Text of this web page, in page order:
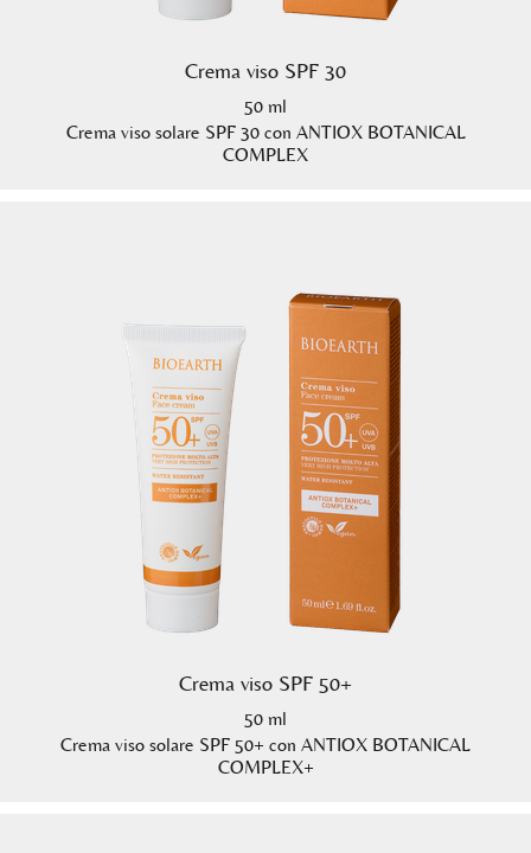
Crema viso SPF 30
50 ml
Crema viso solare SPF 30 con ANTIOX BOTANICAL
COMPLEX
Crema viso SPF 50+
50 ml
Crema viso solare SPF 50+ con ANTIOX BOTANICAL
COMPLEX+